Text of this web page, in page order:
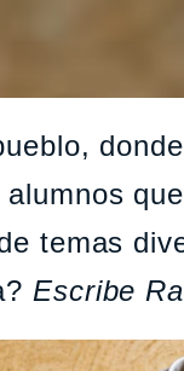
temas
Escribe